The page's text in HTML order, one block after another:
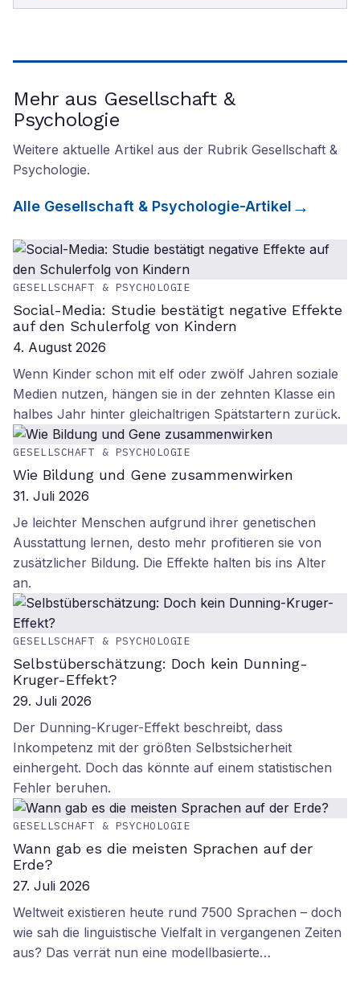
Mehr aus Gesellschaft &
Psychologie
Weitere aktuelle Artikel aus der Rubrik Gesellschaft &
Psychologie.
Alle Gesellschaft & Psychologie-Artikel
GESELLSCHAFT & PSYCHOLOGIE
Social-Media: Studie bestätigt negative Effekte
auf den Schulerfolg von Kindern
4. August 2026
Wenn Kinder schon mit elf oder zwölf Jahren soziale
Medien nutzen, hängen sie in der zehnten Klasse ein
halbes Jahr hinter gleichaltrigen Spätstartern zurück.
GESELLSCHAFT & PSYCHOLOGIE
Wie Bildung und Gene zusammenwirken
31. Juli 2026
Je leichter Menschen aufgrund ihrer genetischen
Ausstattung lernen, desto mehr profitieren sie von
zusätzlicher Bildung. Die Effekte halten bis ins Alter
an.
GESELLSCHAFT & PSYCHOLOGIE
Selbstüberschätzung: Doch kein Dunning-
Kruger-Effekt?
29. Juli 2026
Der Dunning-Kruger-Effekt beschreibt, dass
Inkompetenz mit der größten Selbstsicherheit
einhergeht. Doch das könnte auf einem statistischen
Fehler beruhen.
GESELLSCHAFT & PSYCHOLOGIE
Wann gab es die meisten Sprachen auf der
Erde?
27. Juli 2026
Weltweit existieren heute rund 7500 Sprachen – doch
wie sah die linguistische Vielfalt in vergangenen Zeiten
aus? Das verrät nun eine modellbasierte…